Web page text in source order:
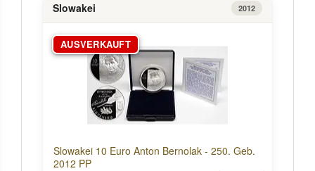
Slowakei 2012
AUSVERKAUFT
Slowakei 10 Euro Anton Bernolak - 250. Geb.
2012 PP